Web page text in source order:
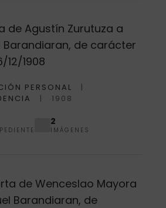
de Agustín Zurutuza a
Barandiaran, de carácter
12/1908
PERSONAL
1908
2
IMÁGENES
de Wenceslao Mayora
Barandiaran, de